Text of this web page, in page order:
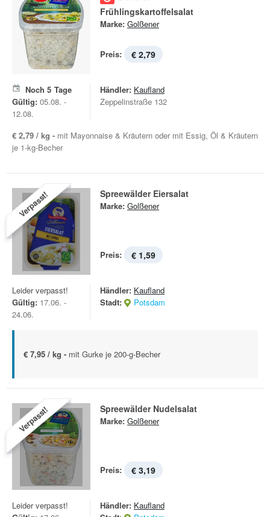
Frühlingskartoffelsalat
Marke: Golßener
Preis: € 2,79
Noch 5 Tage
Gültig: 05.08. -
12.08.
Händler: Kaufland
Zeppelinstraße 132
€ 2,79 / kg - mit Mayonnaise & Kräutern oder mit Essig, Öl & Kräutern
je 1-kg-Becher
Verpasst! Spreewälder Eiersalat
Marke: Golßener
Preis: € 1,59
Leider verpasst!
Gültig: 17.06. -
24.06.
Händler: Kaufland
Stadt:
Potsdam
€ 7,95 / kg - mit Gurke je 200-g-Becher
Verpasst! Spreewälder Nudelsalat
Marke: Golßener
Preis: € 3,19
Leider verpasst!
Händler: Kaufland